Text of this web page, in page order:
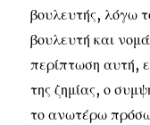
βουλευτής, λόγω
βουλευτή και
περίπτωση αυτή,
της ζημίας, ο
το ανωτέρω